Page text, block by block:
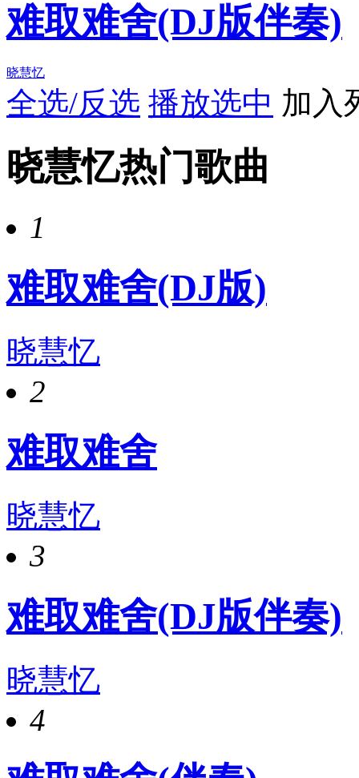
难取难舍(DJ版伴奏)
晓慧忆
全选/反选 播放选中 加入
晓慧忆热门歌曲
1
难取难舍(DJ版)
晓慧忆
2
难取难舍
晓慧忆
3
难取难舍(DJ版伴奏)
晓慧忆
4